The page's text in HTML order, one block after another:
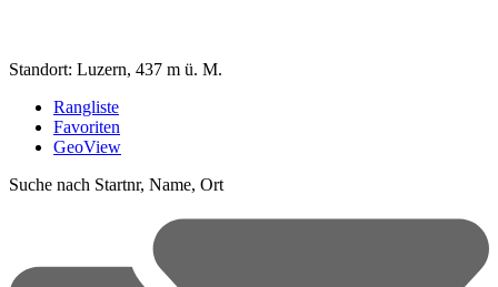
Standort: Luzern, 437 m ü. M.
Rangliste
Favoriten
GeoView
Suche nach Startnr, Name, Ort